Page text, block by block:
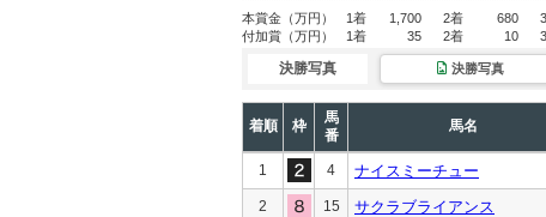
本賞金 （万円） 1着 1,700 2着 680
付加賞 （万円） 1着 35 2着 10
決勝写真 決勝写真
着順 枠
馬
番
馬名
1 4 ナイスミーチュー
2 15 サクラブライアンス